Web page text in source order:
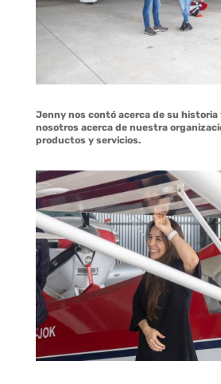
Jenny nos contó acerca de su historia
nosotros acerca de nuestra
productos y servicios.